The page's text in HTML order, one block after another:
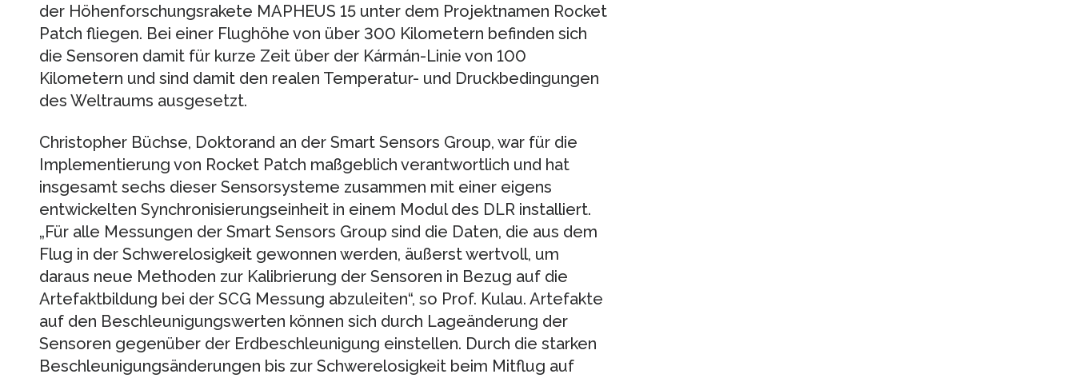
der Höhenforschungsrakete MAPHEUS 15 unter dem Projektnamen Rocket
Patch fliegen. Bei einer Flughöhe von über 300 Kilometern befinden sich
die Sensoren damit für kurze Zeit über der Kármán-Linie von 100
Kilometern und sind damit den realen Temperatur- und Druckbedingungen
des Weltraums ausgesetzt.
Christopher Büchse, Doktorand an der Smart Sensors Group, war für die
Implementierung von Rocket Patch maßgeblich verantwortlich und hat
insgesamt sechs dieser Sensorsysteme zusammen mit einer eigens
entwickelten Synchronisierungseinheit in einem Modul des DLR installiert.
„Für alle Messungen der Smart Sensors Group sind die Daten, die aus dem
Flug in der Schwerelosigkeit gewonnen werden, äußerst wertvoll, um
daraus neue Methoden zur Kalibrierung der Sensoren in Bezug auf die
Artefaktbildung bei der SCG Messung abzuleiten“, so Prof. Kulau. Artefakte
auf den Beschleunigungswerten können sich durch Lageänderung der
Sensoren gegenüber der Erdbeschleunigung einstellen. Durch die starken
Beschleunigungsänderungen bis zur Schwerelosigkeit beim Mitflug auf